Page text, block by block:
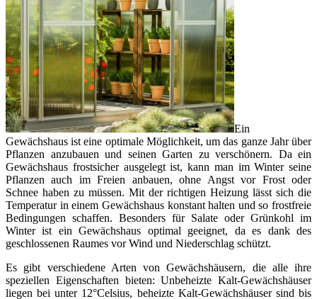
Ein
Gewächshaus ist eine optimale Möglichkeit, um das ganze Jahr über
Pflanzen anzubauen und seinen Garten zu verschönern. Da ein
Gewächshaus frostsicher ausgelegt ist, kann man im Winter seine
Pflanzen auch im Freien anbauen, ohne Angst vor Frost oder
Schnee haben zu müssen. Mit der richtigen Heizung lässt sich die
Temperatur in einem Gewächshaus konstant halten und so frostfreie
Bedingungen schaffen. Besonders für Salate oder Grünkohl im
Winter ist ein Gewächshaus optimal geeignet, da es dank des
geschlossenen Raumes vor Wind und Niederschlag schützt.
Es gibt verschiedene Arten von Gewächshäusern, die alle ihre
speziellen Eigenschaften bieten: Unbeheizte Kalt-Gewächshäuser
liegen bei unter 12°Celsius, beheizte Kalt-Gewächshäuser sind bis